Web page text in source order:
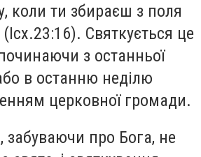
коли ти збираєш з поля
Святкується це
з останньої
в останню неділю
церковної громади.
забуваючи про Бога, не